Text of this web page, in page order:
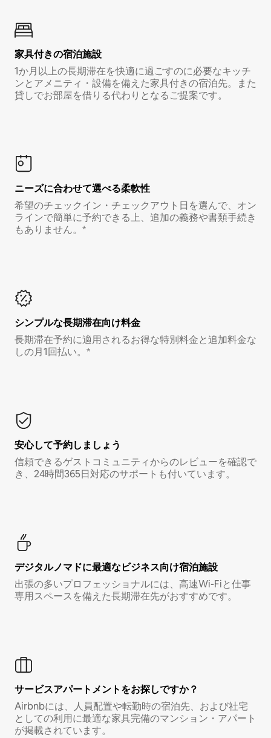
家具付き⁠の宿⁠泊⁠施⁠設
1か月以上の長期滞在を快適に過ごすのに必要なキッチ
ンとアメニティ・設備を備えた家具付きの宿泊先。また
貸しでお部屋を借りる代わりとなるご提案です。
ニーズに合わせて選べる柔軟性
希望のチェックイン・チェックアウト日を選んで、オン
ラインで簡単に予約できる上、追加の義務や書類手続き
もありません。*
シンプルな長期滞在向け料金
長期滞在予約に適用されるお得な特別料金と追加料金な
しの月1回払い。*
安心して予約しましょう
信頼できるゲストコミュニティからのレビューを確認で
き、24時間365日対応のサポートも付いています。
デジタルノマド⁠に最⁠適⁠なビ⁠ジ⁠ネ⁠ス⁠向⁠け宿⁠泊⁠施⁠設
出張の多いプロフェッショナルには、高速Wi-Fiと仕事
専用スペースを備えた長期滞在先がおすすめです。
サービスアパートメントをお探しですか？
Airbnbには、人員配置や転勤時の宿泊先、および社宅
としての利用に最適な家具完備のマンション・アパート
が掲載されています。